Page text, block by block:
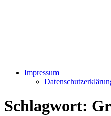
Impressum
Schlagwort: